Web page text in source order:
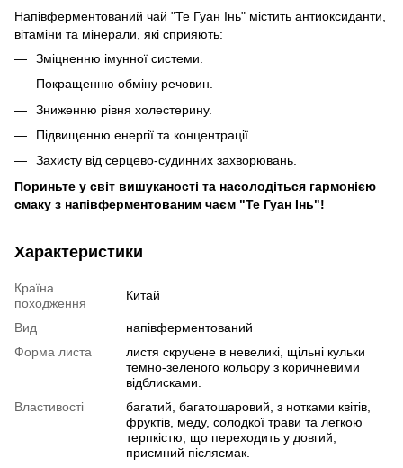
Напівферментований чай "Те Гуан Інь" містить антиоксиданти,
вітаміни та мінерали, які сприяють:
Зміцненню імунної системи.
Покращенню обміну речовин.
Зниженню рівня холестерину.
Підвищенню енергії та концентрації.
Захисту від серцево-судинних захворювань.
Пориньте у світ вишуканості та насолодіться гармонією
смаку з напівферментованим чаєм "Те Гуан Інь"!
Характеристики
Країна
походження
Китай
Вид
напівферментований
Форма листа
листя скручене в невеликі, щільні кульки
темно-зеленого кольору з коричневими
відблисками.
Властивості
багатий, багатошаровий, з нотками квітів,
фруктів, меду, солодкої трави та легкою
терпкістю, що переходить у довгий,
приємний післясмак.